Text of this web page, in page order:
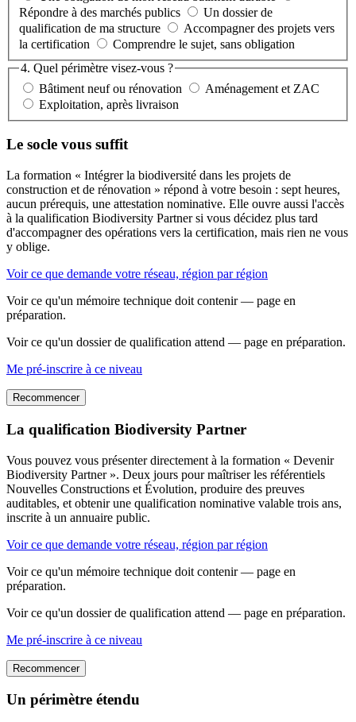
Répondre à des marchés publics
Un dossier de
qualification de ma structure
Accompagner des projets vers
la certification
Comprendre le sujet, sans obligation
4. Quel périmètre visez-vous ?
Bâtiment neuf ou rénovation
Aménagement et ZAC
Exploitation, après livraison
Le socle vous suffit
La formation « Intégrer la biodiversité dans les projets de
construction et de rénovation » répond à votre besoin : sept heures,
aucun prérequis, une attestation nominative. Elle ouvre aussi l'accès
à la qualification Biodiversity Partner si vous décidez plus tard
d'accompagner des opérations vers la certification, mais rien ne vous
y oblige.
Voir ce que demande votre réseau, région par région
Voir ce qu'un mémoire technique doit contenir — page en
préparation.
Voir ce qu'un dossier de qualification attend — page en préparation.
Me pré-inscrire à ce niveau
Recommencer
La qualification Biodiversity Partner
Vous pouvez vous présenter directement à la formation « Devenir
Biodiversity Partner ». Deux jours pour maîtriser les référentiels
Nouvelles Constructions et Évolution, produire des preuves
auditables, et obtenir une qualification nominative valable trois ans,
inscrite à un annuaire public.
Voir ce que demande votre réseau, région par région
Voir ce qu'un mémoire technique doit contenir — page en
préparation.
Voir ce qu'un dossier de qualification attend — page en préparation.
Me pré-inscrire à ce niveau
Recommencer
Un périmètre étendu